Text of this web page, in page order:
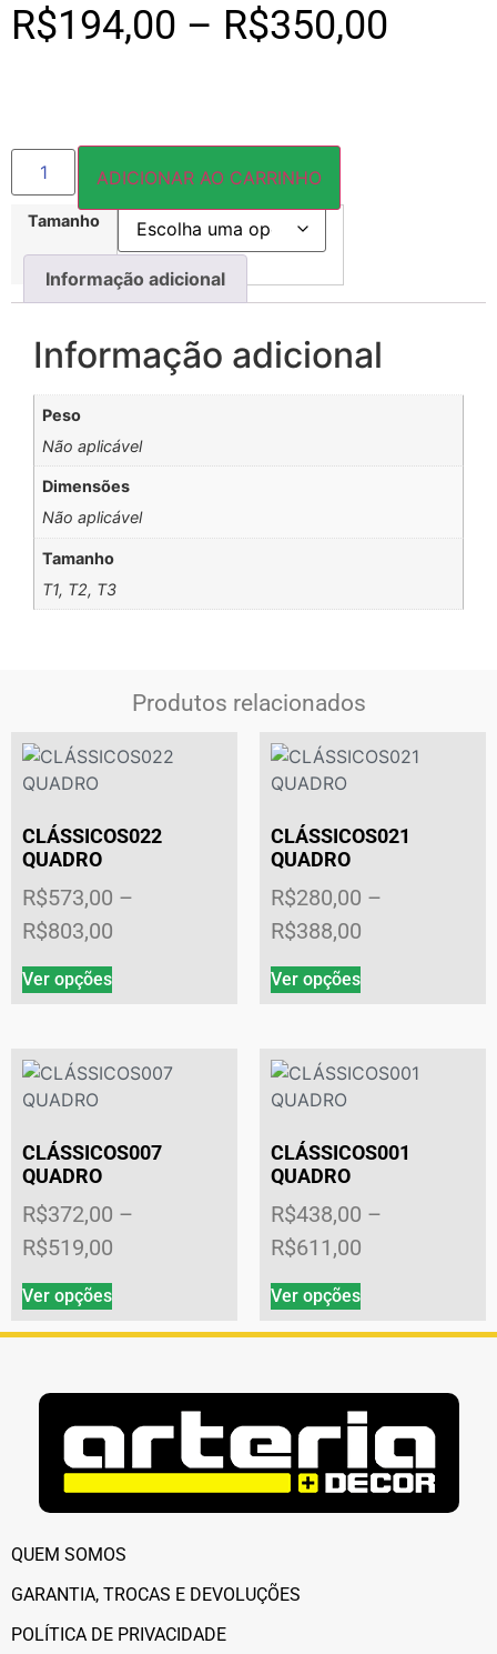
R$194,00 – R$350,00
Tamanho
ADICIONAR AO CARRINHO
Informação adicional
Informação adicional
Peso
Não aplicável
Dimensões
Não aplicável
Tamanho
T1, T2, T3
Produtos relacionados
CLÁSSICOS022
QUADRO
R$573,00 –
R$803,00
Ver opções
CLÁSSICOS021
QUADRO
R$280,00 –
R$388,00
Ver opções
CLÁSSICOS007
QUADRO
R$372,00 –
R$519,00
Ver opções
CLÁSSICOS001
QUADRO
R$438,00 –
R$611,00
Ver opções
QUEM SOMOS
GARANTIA, TROCAS E DEVOLUÇÕES
POLÍTICA DE PRIVACIDADE